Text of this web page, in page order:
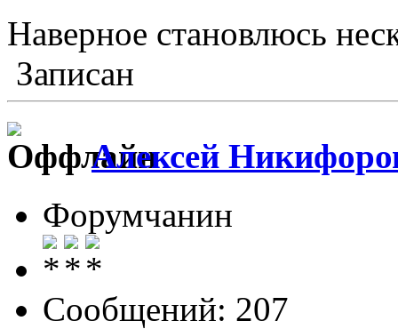
Наверное становлюсь
Записан
Алексей
Форумчанин
Сообщений: 207